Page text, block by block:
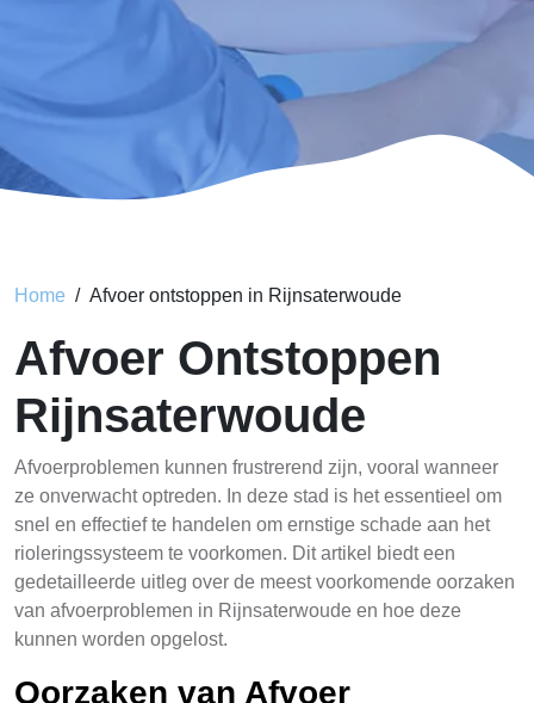
Home Afvoer ontstoppen in Rijnsaterwoude
Afvoer Ontstoppen
Rijnsaterwoude
Afvoerproblemen kunnen frustrerend zijn, vooral wanneer
ze onverwacht optreden. In deze stad is het essentieel om
snel en effectief te handelen om ernstige schade aan het
rioleringssysteem te voorkomen. Dit artikel biedt een
gedetailleerde uitleg over de meest voorkomende oorzaken
van afvoerproblemen in Rijnsaterwoude en hoe deze
kunnen worden opgelost.
Oorzaken van Afvoer